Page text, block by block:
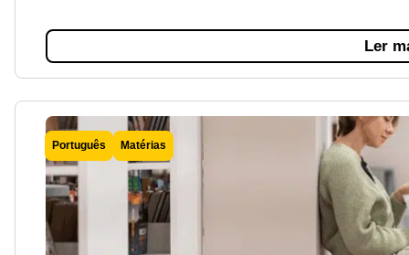
Ler
Português Matérias